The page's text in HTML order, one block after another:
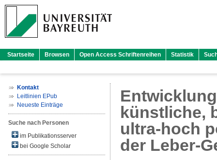
Startseite Browsen Open Access Schriftenreihen Statistik
Kontakt
Leitlinien EPub
Neueste Einträge
Suche nach Personen
im Publikationsserver
bei Google Scholar
künstliche,
ultra-hoch
der Leber-